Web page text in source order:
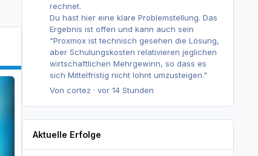
Diese Kategorie umschalten
- Die Plattformfrage ist jetzt die
Problemstellung, nicht ein Auswahlschritt
nebenbei.
Die Ist-Analyse nennt beides und verknüpft
es: Wir können die Frage nicht beantworten,
weil uns genau die Umgebung fehlt, in der
man das risikofrei täte.
- Die Ergebnisoffenheit steht wörtlich im
ein Umstieg wegen Schulungs- und
Migrationsaufwand nicht rechnet. Dazu die
Abgrenzung,
rechnet.
Du hast hier eine klare Problemstellung. Das
Ergebnis ist offen und kann auch sein
"Proxmox ist technisch gesehen die Lösung,
aber Schulungskosten relativieren jeglichen
wirtschaftlichen Mehrgewinn, so dass es
sich Mittelfristig nicht lohnt umzusteigen."
Von cortez · vor 14 Stunden
Aktuelle Erfolge